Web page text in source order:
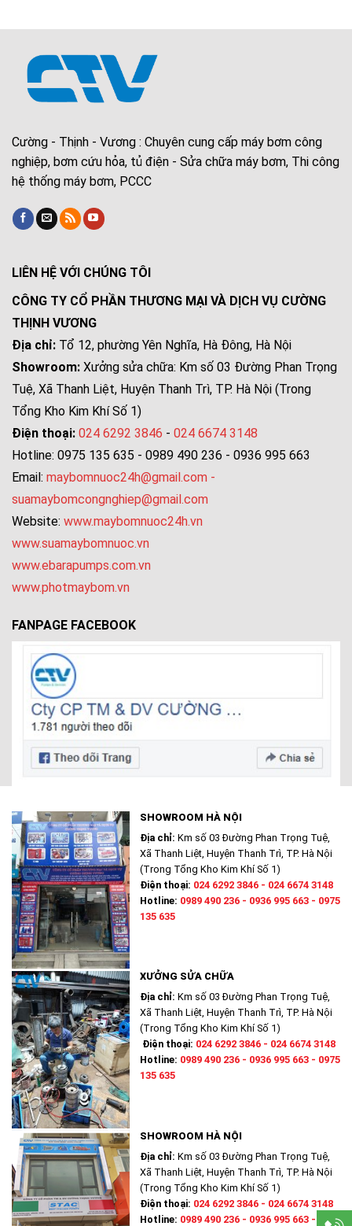
Cường - Thịnh - Vương : Chuyên cung cấp máy bơm công
nghiệp, bơm cứu hỏa, tủ điện - Sửa chữa máy bơm, Thi công
hệ thống máy bơm, PCCC
LIÊN HỆ VỚI CHÚNG TÔI
CÔNG TY CỔ PHẦN THƯƠNG MẠI VÀ DỊCH VỤ CƯỜNG
THỊNH VƯƠNG
Địa chỉ: Tổ 12, phường Yên Nghĩa, Hà Đông, Hà Nội
Showroom: Xưởng sửa chữa: Km số 03 Đường Phan Trọng
Tuệ, Xã Thanh Liệt, Huyện Thanh Trì, TP. Hà Nội (Trong
Tổng Kho Kim Khí Số 1)
Điện thoại: 024 6292 3846 - 024 6674 3148
Hotline: 0975 135 635 - 0989 490 236 - 0936 995 663
Email: maybomnuoc24h@gmail.com -
suamaybomcongnghiep@gmail.com
Website: www.maybomnuoc24h.vn
www.suamaybomnuoc.vn
www.ebarapumps.com.vn
www.photmaybom.vn
FANPAGE FACEBOOK
SHOWROOM HÀ NỘI
Địa chỉ: Km số 03 Đường Phan Trọng Tuệ,
Xã Thanh Liệt, Huyện Thanh Trì, TP. Hà Nội
(Trong Tổng Kho Kim Khí Số 1)
Điện thoại: 024 6292 3846 - 024 6674 3148
Hotline: 0989 490 236 - 0936 995 663 - 0975
135 635
XƯỞNG SỬA CHỮA
Địa chỉ: Km số 03 Đường Phan Trọng Tuệ,
Xã Thanh Liệt, Huyện Thanh Trì, TP. Hà Nội
(Trong Tổng Kho Kim Khí Số 1)
Điện thoại: 024 6292 3846 - 024 6674 3148
Hotline: 0989 490 236 - 0936 995 663 - 0975
135 635
SHOWROOM HÀ NỘI
Địa chỉ: Km số 03 Đường Phan Trọng Tuệ,
Xã Thanh Liệt, Huyện Thanh Trì, TP. Hà Nội
(Trong Tổng Kho Kim Khí Số 1)
Điện thoại: 024 6292 3846 - 024 6674 3148
Hotline: 0989 490 236 - 0936 995 663 - 0975